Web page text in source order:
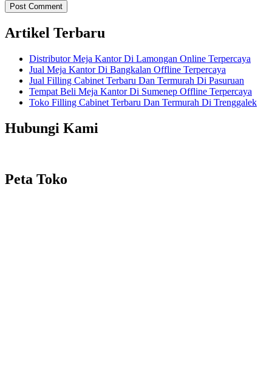
Artikel Terbaru
Distributor Meja Kantor Di Lamongan Online Terpercaya
Jual Meja Kantor Di Bangkalan Offline Terpercaya
Jual Filling Cabinet Terbaru Dan Termurah Di Pasuruan
Tempat Beli Meja Kantor Di Sumenep Offline Terpercaya
Toko Filling Cabinet Terbaru Dan Termurah Di Trenggalek
Hubungi Kami
Peta Toko